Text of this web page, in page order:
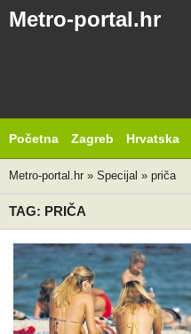
Metro-portal.hr
Početna Zagreb Hrvatska
Metro-portal.hr » Specijal » priča
TAG: PRIČA